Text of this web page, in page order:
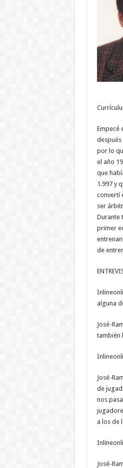
Empecé
después
por lo
el año
que
1.997 y
convertí
ser
Durante
primer
de
alguna
José-
también
José-
de
nos
a los de
José-